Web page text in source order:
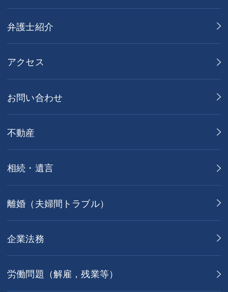
弁護士紹介
アクセス
お問い合わせ
不動産
相続・遺言
離婚（夫婦間トラブル）
企業法務
労働問題（解雇，残業等）